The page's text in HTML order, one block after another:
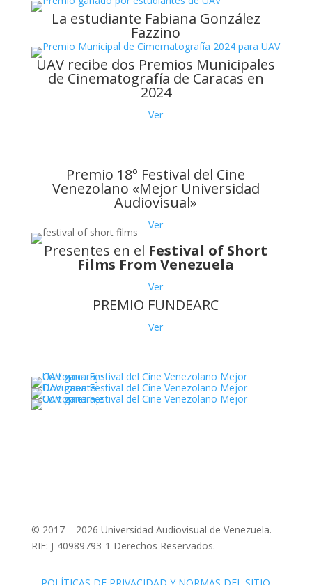
La estudiante Fabiana González
Fazzino
UAV recibe dos Premios Municipales
de Cinematografía de Caracas en
2024
Ver
Premio 18º Festival del Cine
Venezolano «Mejor Universidad
Audiovisual»
Ver
Presentes en el Festival of Short
Films From Venezuela
Ver
PREMIO FUNDEARC
Ver
© 2017 – 2026 Universidad Audiovisual de Venezuela.
RIF: J-40989793-1 Derechos Reservados.